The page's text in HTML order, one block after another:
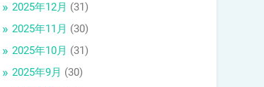
2025年12月 (31)
2025年11月 (30)
2025年10月 (31)
2025年9月 (30)